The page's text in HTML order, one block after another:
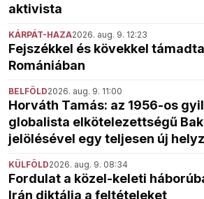
aktivista
KÁRPÁT-HAZA2026. aug. 9. 12:23
Fejszékkel és kövekkel
Romániában
BELFÖLD2026. aug. 9. 11:00
Horváth Tamás: az 1956-os
globalista elkötelezettségű
jelölésével egy teljesen új
KÜLFÖLD2026. aug. 9. 08:34
Fordulat a közel-keleti
Irán diktálja a feltételeket